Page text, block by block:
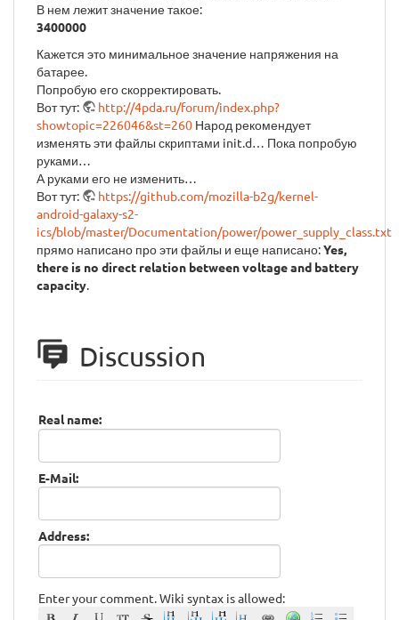
В нем лежит значение такое:
3400000
Кажется это минимальное значение напряжения на
батарее.
Попробую его скорректировать.
Вот тут:
http://4pda.ru/forum/index.php?
showtopic=226046&st=260 Народ рекомендует
изменять эти файлы скриптами init.d… Пока попробую
руками…
А руками его не изменить…
Вот тут:
https://github.com/mozilla-b2g/kernel-
android-galaxy-s2-
ics/blob/master/Documentation/power/power_supply_class.txt
прямо написано про эти файлы и еще написано:Yes,
there is no direct relation between voltage and battery
capacity.
Discussion
Real name:
E-Mail:
Address:
Enter your comment. Wiki syntax is allowed: